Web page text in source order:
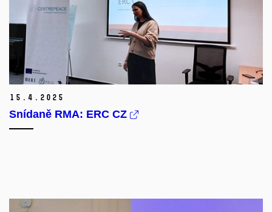
15. 4. 2025
Snídaně RMA: ERC CZ